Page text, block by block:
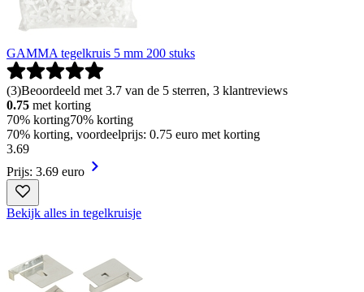
GAMMA tegelkruis 5 mm 200 stuks
(3)Beoordeeld met 3.7 van de 5 sterren, 3 klantreviews
0.75 met korting
70% korting70% korting
70% korting, voordeelprijs: 0.75 euro met korting
3.69
Prijs: 3.69 euro
Bekijk alles in tegelkruisje